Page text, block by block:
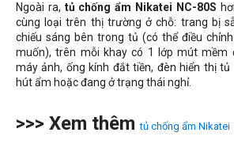
Ngoài ra, tủ chống ẩm Nikatei NC-80S
cùng loại trên thị trường ở chỗ: trang bị
chiếu sáng bên trong tủ (có thể điều
muốn), trên mỗi khay có 1 lớp mút mềm
máy ảnh, ống kính đắt tiền, đèn hiển thị
hút ẩm hoặc đang ở trạng thái nghỉ.
>>> Xem thêmtủ chống ẩm Nikatei